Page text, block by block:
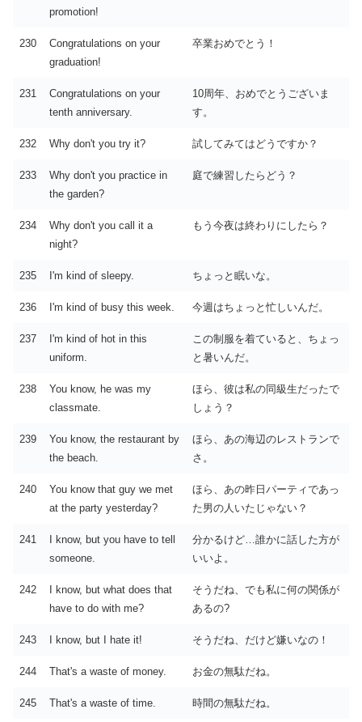
promotion!
230
Congratulations on your
graduation!
卒業おめでとう！
231
Congratulations on your
tenth anniversary.
10周年、おめでとうございま
す。
232 Why don't you try it? 試してみてはどうですか？
233
Why don't you practice in
the garden?
庭で練習したらどう？
234
Why don't you call it a
night?
もう今夜は終わりにしたら？
235 I'm kind of sleepy. ちょっと眠いな。
236 I'm kind of busy this week. 今週はちょっと忙しいんだ。
237
I'm kind of hot in this
uniform.
この制服を着ていると、ちょっ
と暑いんだ。
238
You know, he was my
classmate.
ほら、彼は私の同級生だったで
しょう？
239
You know, the restaurant by
the beach.
ほら、あの海辺のレストランで
さ。
240
You know that guy we met
at the party yesterday?
ほら、あの昨日パーティであっ
た男の人いたじゃない？
241
I know, but you have to tell
someone.
分かるけど…誰かに話した方が
いいよ。
242
I know, but what does that
have to do with me?
そうだね、でも私に何の関係が
あるの?
243 I know, but I hate it! そうだね、だけど嫌いなの！
244 That's a waste of money. お金の無駄だね。
245 That's a waste of time. 時間の無駄だね。